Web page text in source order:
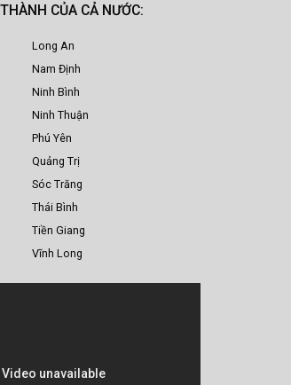
CỦA CẢ NƯỚC:
Long An
Nam Định
Ninh Bình
Ninh Thuận
Phú Yên
Quảng Trị
Sóc Trăng
Thái Bình
Tiền Giang
Vĩnh Long